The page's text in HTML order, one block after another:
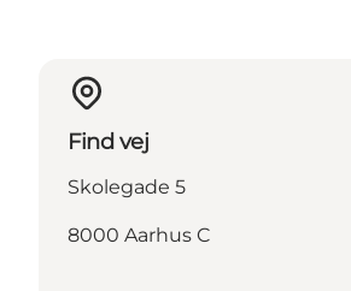
Find vej
Skolegade 5
8000 Aarhus C